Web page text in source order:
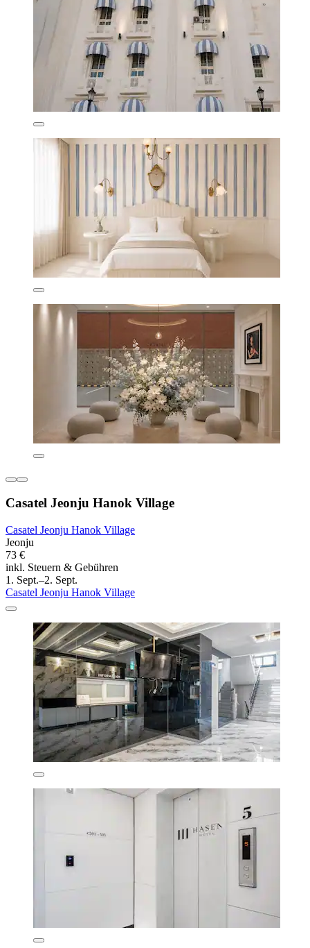
Casatel Jeonju Hanok Village
Casatel Jeonju Hanok Village
Jeonju
73 €
inkl. Steuern & Gebühren
1. Sept.–2. Sept.
Casatel Jeonju Hanok Village